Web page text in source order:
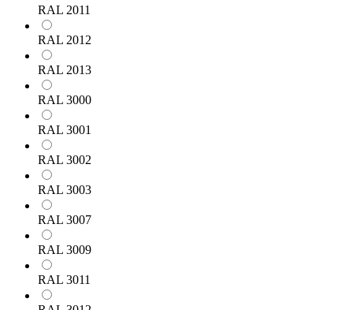
RAL 2011
RAL 2012
RAL 2013
RAL 3000
RAL 3001
RAL 3002
RAL 3003
RAL 3007
RAL 3009
RAL 3011